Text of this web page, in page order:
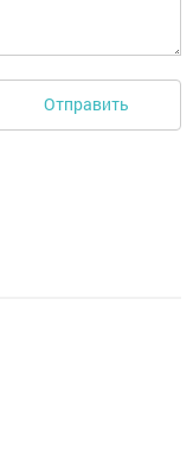
Отправить